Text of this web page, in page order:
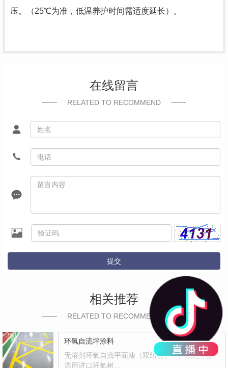
压。（25℃为准，低温养护时间需适度延长）。
在线留言
RELATED TO RECOMMEND
提交
相关推荐
RELATED TO RECOMMEND
环氧自流坪涂料
无溶剂环氧自流平面漆（双组份）一、概述本品
选用进口环氧树…